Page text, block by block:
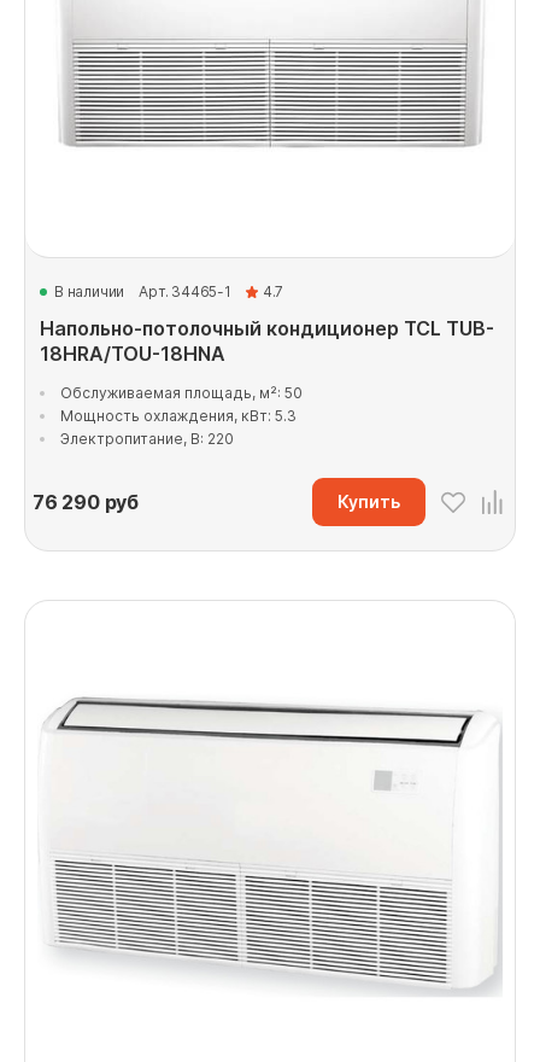
В наличии Арт. 34465-1 4.7
Напольно-потолочный кондиционер TCL TUB-
18HRA/TOU-18HNA
Обслуживаемая площадь, м²: 50
Мощность охлаждения, кВт: 5.3
Электропитание, В: 220
76 290руб Купить